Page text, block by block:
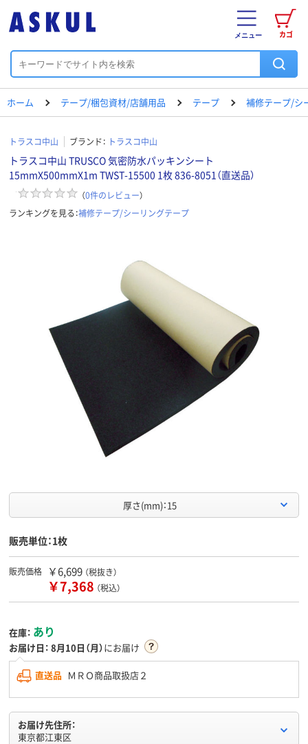
カゴ
メニュー
ホーム テープ/梱包資材/店舗用品 テープ 補修テープ/シ
トラスコ中山 ブランド： トラスコ中山
トラスコ中山 TRUSCO 気密防水パッキンシート
15mmX500mmX1m TWST-15500 1枚 836-8051（直送品）
（0件のレビュー）
ランキングを見る：補修テープ/シーリングテープ
厚さ(mm)：15
販売単位：1枚
販売価格 ￥6,699 （税抜き）
￥7,368 （税込）
在庫： あり
お届け日： 8月10日（月）にお届け
直送品 ＭＲＯ商品取扱店２
お届け先住所：
東京都江東区